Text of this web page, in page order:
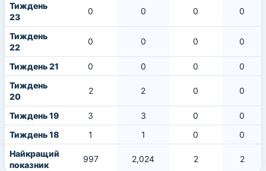
Тиждень
23
0 0 0 0
Тиждень
22
0 0 0 0
Тиждень 21 0 0 0
0
Тиждень
20
2 2 0 0
Тиждень 19 3 3 0
0
Тиждень 18
1 1 0
0
Найкращий
показник
997 2,024 2 2